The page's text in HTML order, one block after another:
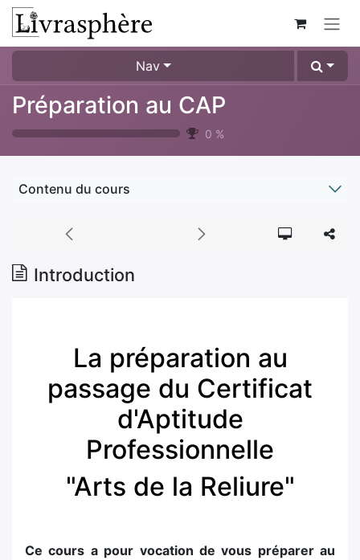
Se rendre au contenu
Nav
Préparation au CAP
0 %
Contenu du cours
Introduction
La préparation au
passage du Certificat
d'Aptitude
Professionnelle
"Arts de la Reliure"
Ce cours a pour vocation de vous préparer au